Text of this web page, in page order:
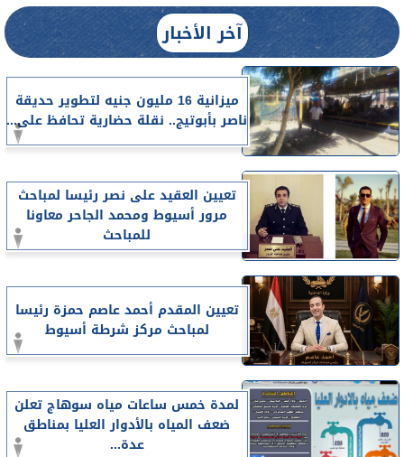
آخر الأخبار
ميزانية 16 مليون جنيه لتطوير حديقة
ناصر بأبوتيج.. نقلة حضارية تحافظ على...
تعيين العقيد على نصر رئيسا لمباحث
مرور أسيوط ومحمد الجاحر معاونا
للمباحث
تعيين المقدم أحمد عاصم حمزة رئيسا
لمباحث مركز شرطة أسيوط
لمدة خمس ساعات مياه سوهاج تعلن
ضعف المياه بالأدوار العليا بمناطق
عدة...